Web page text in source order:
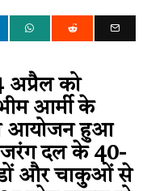
अप्रैल को
आर्मी के
आयोजन हुआ
दल के 40-
और चाकुओं से